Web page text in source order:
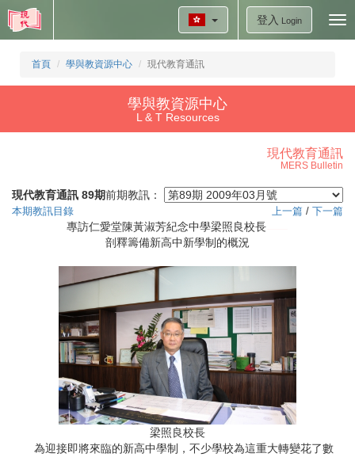
登入 Login
首頁 學與教資源中心 現代教育通訊
學與教資源中心
L & T Resources
現代教育通訊
MERS Bulletin
現代教育通訊 89期前期教訊：
本期教訊目錄 上一篇 / 下一篇
專訪仁愛堂陳黃淑芳紀念中學梁照良校長
剖釋籌備新高中新學制的概況
梁照良校長
為迎接即將來臨的新高中學制，不少學校為這重大轉變花了數